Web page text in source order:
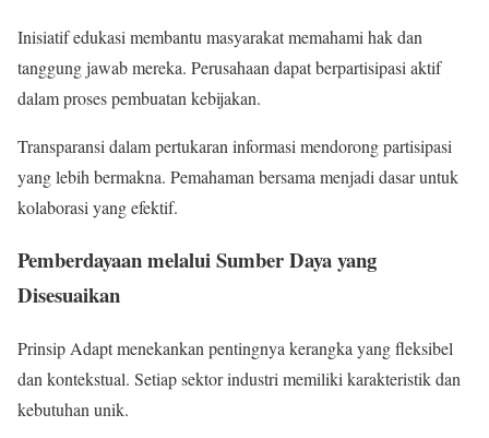
Inisiatif edukasi membantu masyarakat memahami hak dan
tanggung jawab mereka. Perusahaan dapat berpartisipasi aktif
dalam proses pembuatan kebijakan.
Transparansi dalam pertukaran informasi mendorong partisipasi
yang lebih bermakna. Pemahaman bersama menjadi dasar untuk
kolaborasi yang efektif.
Pemberdayaan melalui Sumber Daya yang
Disesuaikan
Prinsip Adapt menekankan pentingnya kerangka yang fleksibel
dan kontekstual. Setiap sektor industri memiliki karakteristik dan
kebutuhan unik.